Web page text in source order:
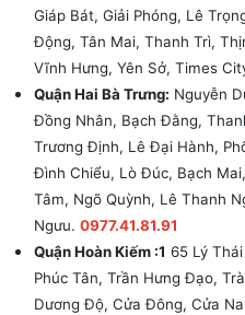
Giáp Bát, Giải Phóng, Lê
Động, Tân Mai, Thanh Trì,
Vĩnh Hưng, Yên Sở, Times
Quận Hai Bà Trưng: Nguyễn
Đồng Nhân, Bạch Đằng,
Trương Định, Lê Đại Hành,
Đình Chiểu, Lò Đúc, Bạch
Tâm, Ngõ Quỳnh, Lê Thanh
Ngưu. 0977.41.81.91
Quận Hoàn Kiếm :1 65 Lý
Phúc Tân, Trần Hưng Đạo,
Dương Độ, Cửa Đông, Cửa